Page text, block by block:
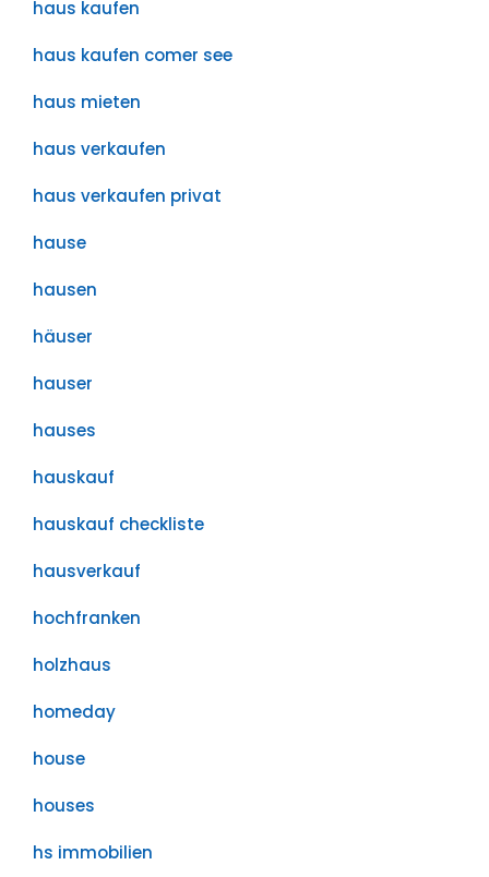
haus kaufen
haus kaufen comer see
haus mieten
haus verkaufen
haus verkaufen privat
hause
hausen
häuser
hauser
hauses
hauskauf
hauskauf checkliste
hausverkauf
hochfranken
holzhaus
homeday
house
houses
hs immobilien